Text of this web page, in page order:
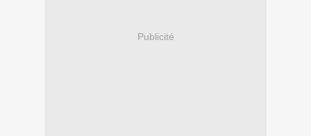
Publicité